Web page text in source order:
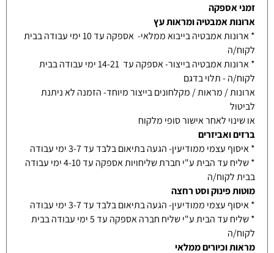
זמני אספקה
ארונות אמבטיה ומראות עץ
* ארונות אמבטיה בייבוא ממלאי- אספקה עד 10 ימי עבודה בבית
לקוח/ה
* ארונות אמבטיה בייצור- אספקה עד 14-21 ימי עבודה בבית
לקוח/ה - תלוי בדגם
ארונות / מראות / מקלחונים בייצור מיוחד- הזמנה לא ניתנת
לביטול
או שינוי לאחר אישור סופי מלקוח
ברזים ואביזרים
* איסוף עצמי ממודיעין- הגעה בתיאום בלבד עד 3-7 ימי עבודה
* שליח עד הבית ע"י חברת שליחויות אספקה עד 4-10 ימי עבודה
בבית לקוח/ה
מוטות פינוק וסט רחצה
* איסוף עצמי ממודיעין- הגעה בתיאום בלבד עד 3-7 ימי עבודה
* שליח עד הבית ע"י שליח חברה אספקה עד 5 ימי עבודה בבית
לקוח/ה
מראות וכיורים ממלאי